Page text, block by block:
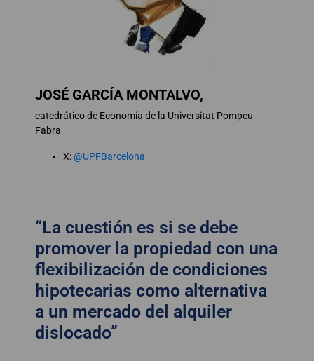
JOSÉ GARCÍA MONTALVO,
catedrático de Economía de la Universitat Pompeu
Fabra
X:@UPFBarcelona
“La cuestión es si se debe
promover la propiedad con una
flexibilización de condiciones
hipotecarias como alternativa
a un mercado del alquiler
dislocado”